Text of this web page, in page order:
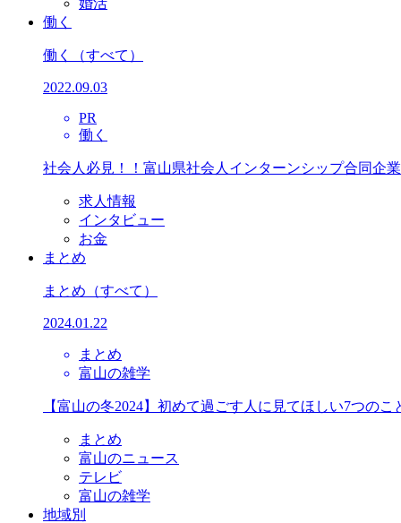
婚活
働く
働く （すべて）
2022.09.03
PR
働く
社会人必見！！富山県社会人インターンシップ合同企
求人情報
インタビュー
お金
まとめ
まとめ （すべて）
2024.01.22
まとめ
富山の雑学
【富山の冬2024】初めて過ごす人に見てほしい7つのこ
まとめ
富山のニュース
テレビ
富山の雑学
地域別